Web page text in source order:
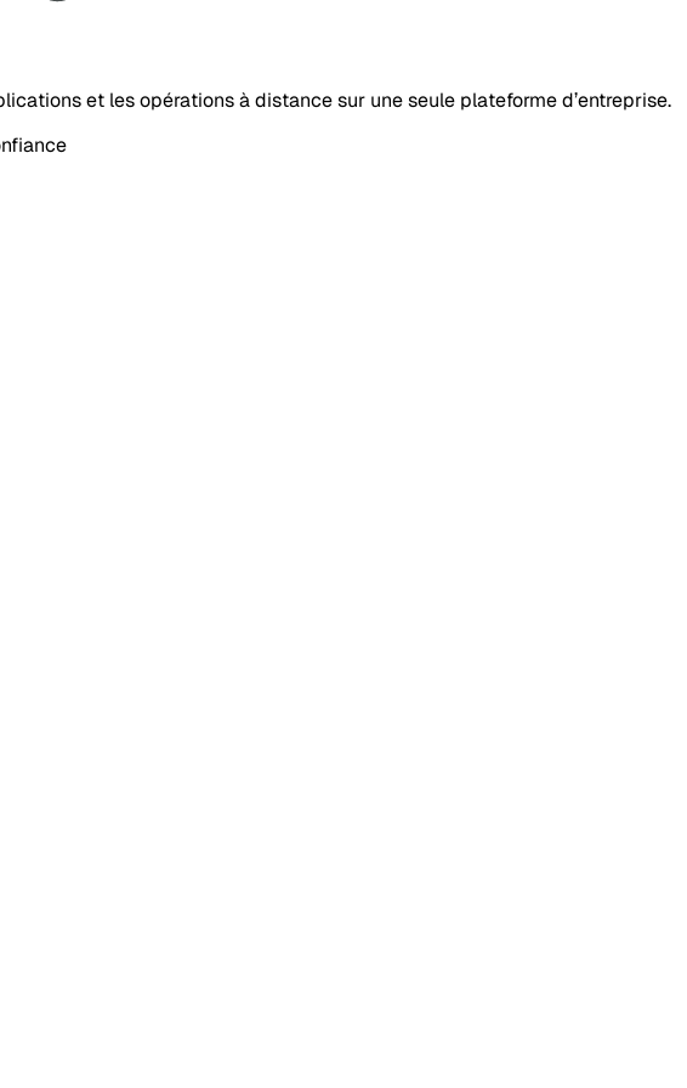
et les opérations à distance sur une seule plateforme d’entreprise.